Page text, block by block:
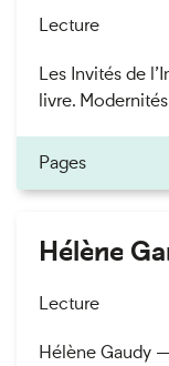
Lecture
Les Invités de
livre. Modernités
Pages
Hélène
Lecture
Hélène Gaudy